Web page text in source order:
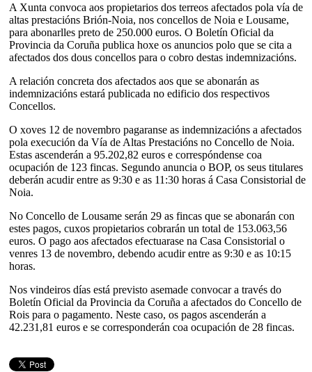
A Xunta convoca aos propietarios dos terreos afectados pola vía de
altas prestacións Brión-Noia, nos concellos de Noia e Lousame,
para abonarlles preto de 250.000 euros. O Boletín Oficial da
Provincia da Coruña publica hoxe os anuncios polo que se cita a
afectados dos dous concellos para o cobro destas indemnizacións.
A relación concreta dos afectados aos que se abonarán as
indemnizacións estará publicada no edificio dos respectivos
Concellos.
O xoves 12 de novembro pagaranse as indemnizacións a afectados
pola execución da Vía de Altas Prestacións no Concello de Noia.
Estas ascenderán a 95.202,82 euros e correspóndense coa
ocupación de 123 fincas. Segundo anuncia o BOP, os seus titulares
deberán acudir entre as 9:30 e as 11:30 horas á Casa Consistorial de
Noia.
No Concello de Lousame serán 29 as fincas que se abonarán con
estes pagos, cuxos propietarios cobrarán un total de 153.063,56
euros. O pago aos afectados efectuarase na Casa Consistorial o
venres 13 de novembro, debendo acudir entre as 9:30 e as 10:15
horas.
Nos vindeiros días está previsto asemade convocar a través do
Boletín Oficial da Provincia da Coruña a afectados do Concello de
Rois para o pagamento. Neste caso, os pagos ascenderán a
42.231,81 euros e se corresponderán coa ocupación de 28 fincas.